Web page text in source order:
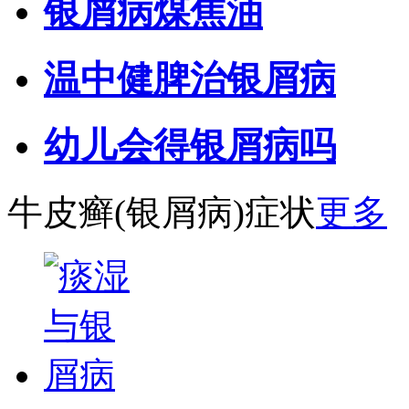
银屑病煤焦油
温中健脾治银屑病
幼儿会得银屑病吗
牛皮癣(银屑病)症状更多